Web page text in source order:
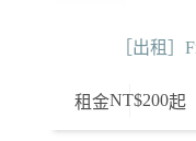
［出租］
租金NT$200起